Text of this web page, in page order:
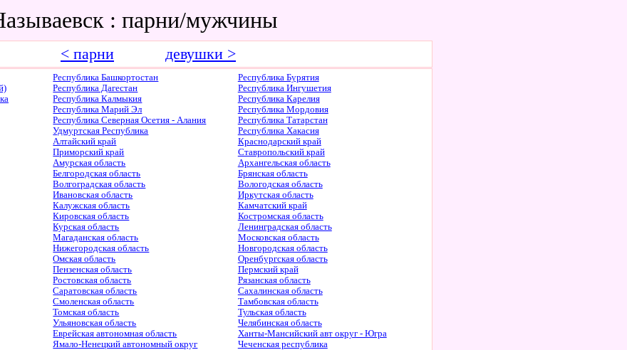
: парни/мужчины
< парни девушки >
Республика Башкортостан
Республика Бурятия
Республика Дагестан
Республика Ингушетия
Республика Калмыкия
Республика Карелия
Республика Марий Эл
Республика Мордовия
Республика Северная Осетия - Алания
Республика Татарстан
Удмуртская Республика
Республика Хакасия
Алтайский край
Краснодарский край
Приморский край
Ставропольский край
Амурская область
Архангельская область
Белгородская область
Брянская область
Волгоградская область
Вологодская область
Ивановская область
Иркутская область
Калужская область
Камчатский край
Кировская область
Костромская область
Курская область
Ленинградская область
Магаданская область
Московская область
Нижегородская область
Новгородская область
Омская область
Оренбургская область
Пензенская область
Пермский край
Ростовская область
Рязанская область
Саратовская область
Сахалинская область
Смоленская область
Тамбовская область
Томская область
Тульская область
Ульяновская область
Челябинская область
Еврейская автономная область
Ханты-Мансийский авт округ - Югра
Ямало-Ненецкий автономный округ Чеченская республика